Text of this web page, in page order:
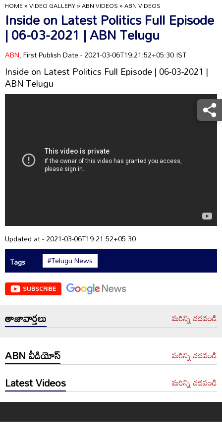
HOME»VIDEO GALLERY»ABN VIDEOS»ABN VIDEOS
Inside on Latest Politics Full Episode
| 06-03-2021 | ABN Telugu
ABN, First Publish Date - 2021-03-06T19:21:52+05:30 IST
Inside on Latest Politics Full Episode | 06-03-2021 |
ABN Telugu
Updated at - 2021-03-06T19:21:52+05:30
Tags
#Telugu News
SUBSCRIBE
తాజావార్తలు మరిన్ని చదవండి
ABN వీడియోస్ మరిన్ని చదవండి
Latest Videos మరిన్ని చదవండి